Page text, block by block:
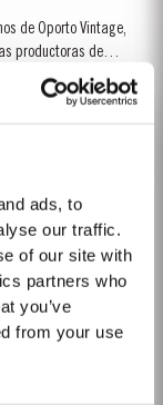
ads, to
our traffic.
of our site with
partners who
you’ve
from your use
de Oporto Vintage,
productoras de
de cerca de 630
y la
muy pura y
y un sabor